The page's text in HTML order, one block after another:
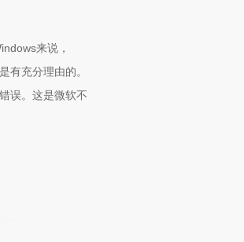
来说，
有充分理由的。
误。这是微软不